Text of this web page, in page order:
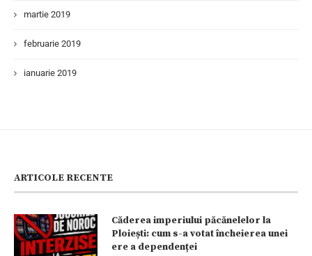
martie 2019
februarie 2019
ianuarie 2019
ARTICOLE RECENTE
Căderea imperiului păcănelelor la
Ploiești: cum s-a votat încheierea unei
ere a dependenței